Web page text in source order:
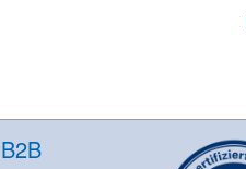
B2B